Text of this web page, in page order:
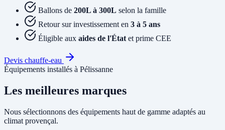
Ballons de 200L à 300L selon la famille
Retour sur investissement en 3 à 5 ans
Éligible aux aides de l'État et prime CEE
Devis chauffe-eau
Équipements installés à Pélissanne
Les meilleures marques
Nous sélectionnons des équipements haut de gamme adaptés au
climat provençal.